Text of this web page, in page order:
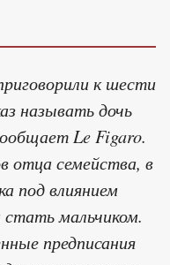
к шести
называть дочь
Le Figaro.
отца семейства, в
под влиянием
мальчиком.
предписания